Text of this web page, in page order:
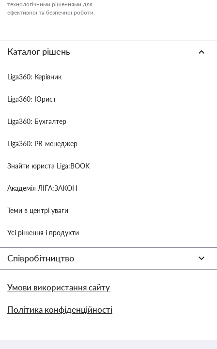
технологічними рішеннями для
ефективної та безпечної роботи.
Каталог рішень
Liga360: Керівник
Liga360: Юрист
Liga360: Бухгалтер
Liga360: PR-менеджер
Знайти юриста Liga:BOOK
Академія ЛІГА:ЗАКОН
Теми в центрі уваги
Усі рішення і продукти
Співробітництво
Умови використання сайту
Політика конфіденційності